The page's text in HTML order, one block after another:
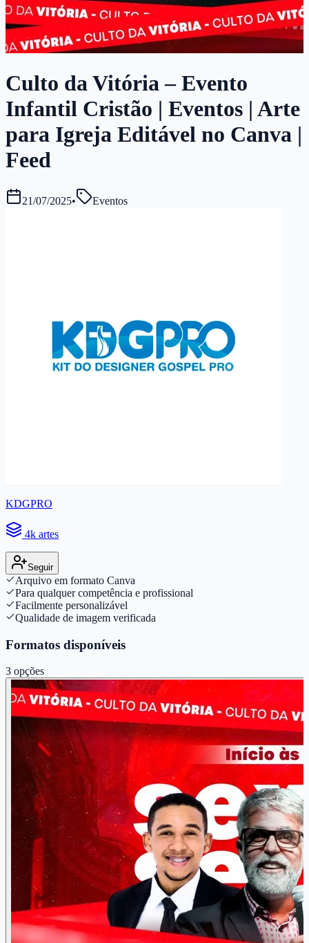
Culto da Vitória – Evento
Infantil Cristão | Eventos | Arte
para Igreja Editável no Canva |
Feed
21/07/2025• Eventos
KDGPRO
4k artes
Seguir
Arquivo em formato Canva
Para qualquer competência e profissional
Facilmente personalizável
Qualidade de imagem verificada
Formatos disponíveis
3 opções